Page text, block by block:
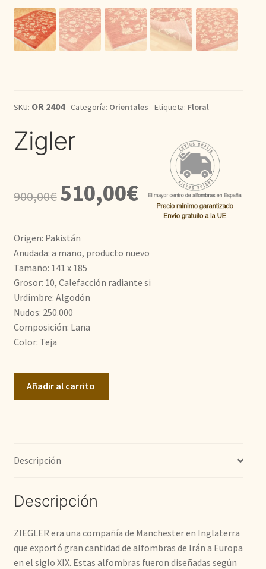
Kilim
Pasillo
SKU: OR 2404- Categoría: Orientales - Etiqueta: Floral
Zigler
900,00€
El
precio
era:
900,00€.
510,00€El
precio
es:
Origen: Pakistán
Anudada: a mano, producto nuevo
Tamaño: 141 x 185
Grosor: 10, Calefacción radiante si
Urdimbre: Algodón
Nudos: 250.000
Composición: Lana
Color: Teja
Añadir al carrito
Descripción
Descripción
ZIEGLER era una compañía de Manchester en Inglaterra
que exportó gran cantidad de alfombras de Irán a Europa
en el siglo XIX. Estas alfombras fueron diseñadas según